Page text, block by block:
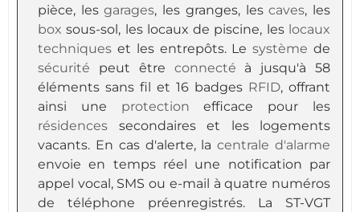
pièce, lesgarages, les granges, lescaves, les
box sous-sol, les locaux de piscine, les locaux
techniques et les entrepôts. Lesystème de
sécurité peut être connecté à jusqu'à 58
éléments sans fil et 16 badges RFID, offrant
ainsi une protection efficace pour les
résidences secondaires et les logements
vacants. En cas d'alerte, lacentrale d'alarme
envoie en temps réel une notification par
appel vocal, SMS ou e-mail à quatre numéros
de téléphone préenregistrés. La ST-VGT